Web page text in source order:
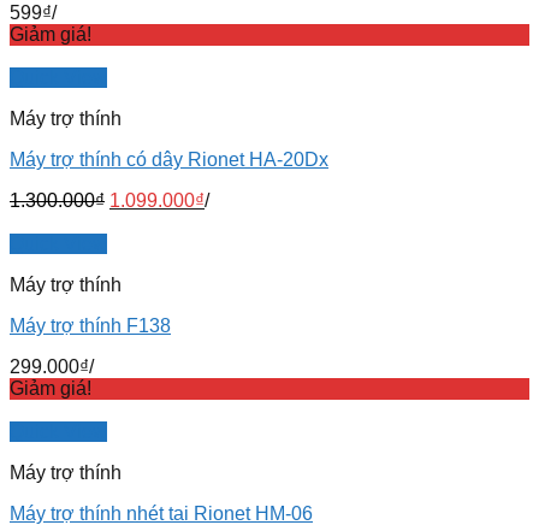
599₫/
Giảm giá!
Máy trợ thính
Máy trợ thính có dây Rionet HA-20Dx
1.300.000₫ 1.099.000₫/
Máy trợ thính
Máy trợ thính F138
299.000₫/
Giảm giá!
Máy trợ thính
Máy trợ thính nhét tai Rionet HM-06